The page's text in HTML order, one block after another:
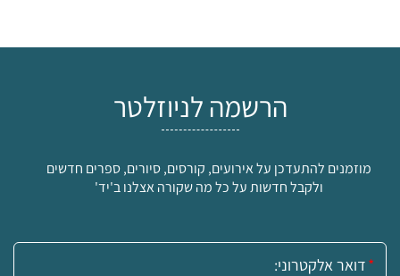
הרשמה לניוזלטר
מוזמנים להתעדכן על אירועים, קורסים, סיורים, ספרים חדשים
ולקבל חדשות על כל מה שקורה אצלנו ב'יד'
אימייל: